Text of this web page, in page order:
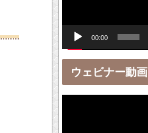
レ
ヤ
00:00
ウェビナー動画